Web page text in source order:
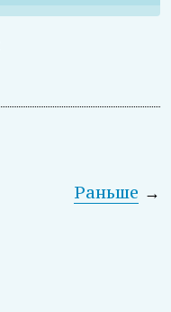
→
Раньше